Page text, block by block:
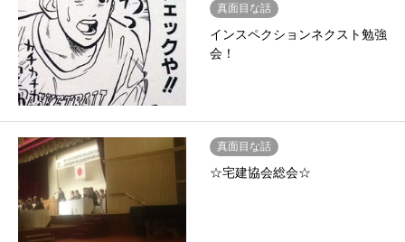
真面目な話
インスペクションネクスト勉強
会！
真面目な話
☆宅建協会総会☆